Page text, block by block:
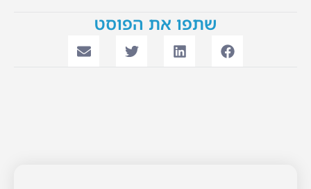
שתפו את הפוסט